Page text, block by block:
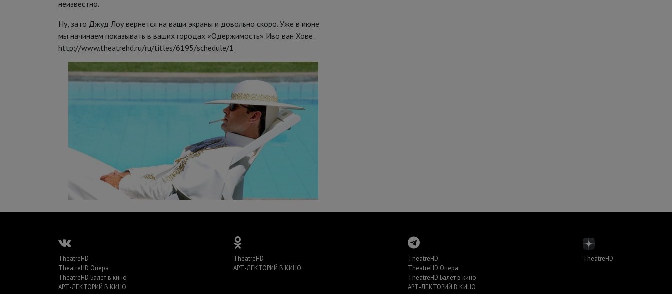
неизвестно.
Ну, зато Джуд Лоу вернется на ваши экраны и довольно скоро. Уже в июне
мы начинаем показывать в ваших городах «Одержимость» Иво ван Хове:
http://www.theatrehd.ru/ru/titles/6195/schedule/1
TheatreHD
TheatreHD Опера
TheatreHD Балет в кино
АРТ-ЛЕКТОРИЙ В КИНО
TheatreHD
АРТ-ЛЕКТОРИЙ В КИНО
TheatreHD
TheatreHD Опера
TheatreHD Балет в кино
АРТ-ЛЕКТОРИЙ В КИНО
TheatreHD